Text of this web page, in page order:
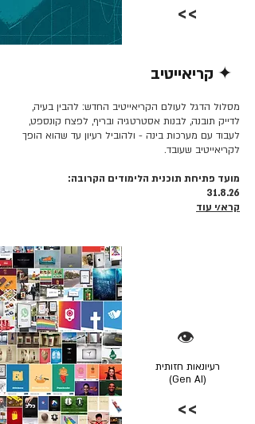
>>
✦ קריאייטיב
מסלול הדגל לעולם הקריאייטיב החדש: להבין בעיה,
לדייק תובנה, לבנות אסטרטגיה ובריף, לפצח קונספט,
לעבוד עם מערכות בינה - ולהוביל רעיון עד שהוא הופך
לקריאייטיב שעובד.
מועד פתיחת תוכנית הלימודים הקרובה:
31.8.26
קרא/י עוד
👁️
רעיונאות חזותית
(Gen AI)
>>